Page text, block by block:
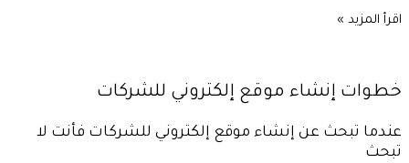
اقرأ المزيد »
خطوات إنشاء موقع إلكتروني للشركات
عندما تبحث عن إنشاء موقع إلكتروني للشركات فأنت لا
تبحث